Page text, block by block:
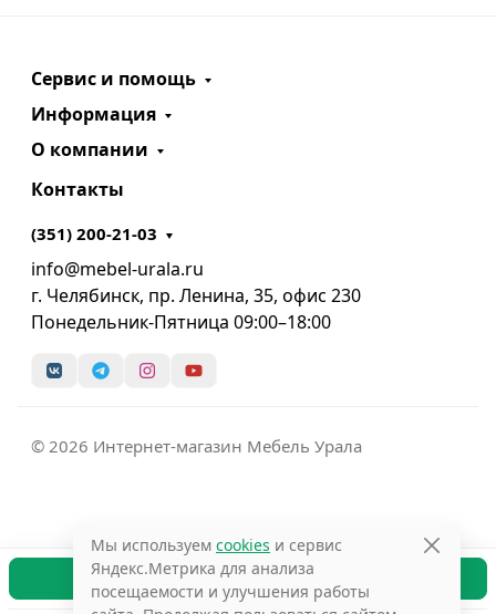
В корзину
Сервис и помощь
Информация
О компании
Контакты
(351) 200-21-03
info@mebel-urala.ru
г. Челябинск, пр. Ленина, 35, офис 230
Понедельник-Пятница 09:00–18:00
© 2026 Интернет-магазин Мебель Урала
Мы используем cookies и сервис
Яндекс.Метрика для анализа
посещаемости и улучшения работы